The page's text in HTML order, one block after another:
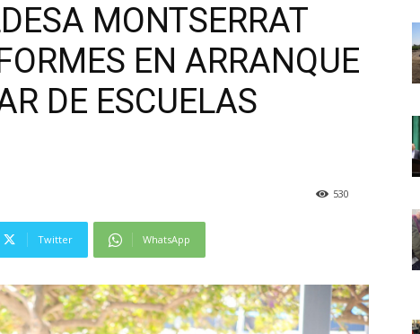
MONTSERRAT
EN ARRANQUE
DE ESCUELAS
530
Twitter WhatsApp